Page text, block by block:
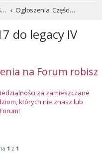
Kupię/Sprzedam Subaru i nie tylko... Ogłoszenia: Części i inne
do legacy IV
na Forum robisz
za zamieszczane
których nie znasz lub
1 z 1